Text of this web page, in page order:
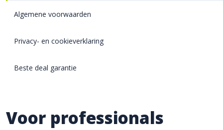
Algemene voorwaarden
Privacy- en cookieverklaring
Beste deal garantie
Voor professionals